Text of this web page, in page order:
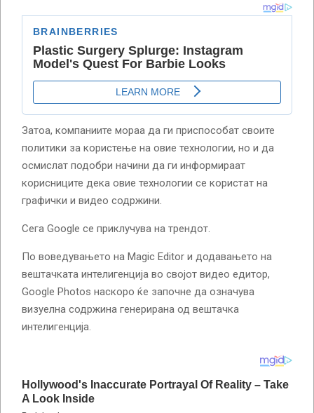
Затоа, компаниите мораа да ги приспособат своите
политики за користење на овие технологии, но и да
осмислат подобри начини да ги информираат
корисниците дека овие технологии се користат на
графички и видео содржини.
Сега Google се приклучува на трендот.
По воведувањето на Magic Editor и додавањето на
вештачката интелигенција во својот видео едитор,
Google Photos наскоро ќе започне да означува
визуелна содржина генерирана од вештачка
интелигенција.